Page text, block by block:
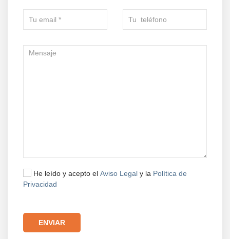
He leído y acepto el Aviso Legal y la Política de
Privacidad